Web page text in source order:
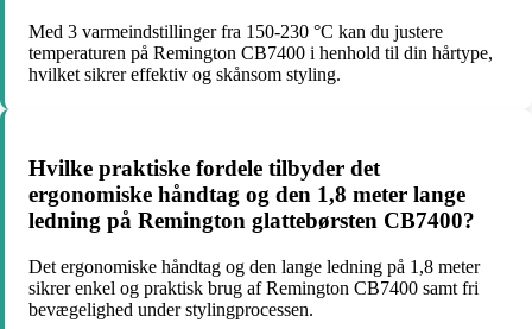
Med 3 varmeindstillinger fra 150-230 °C kan du justere
temperaturen på Remington CB7400 i henhold til din hårtype,
hvilket sikrer effektiv og skånsom styling.
Hvilke praktiske fordele tilbyder det
ergonomiske håndtag og den 1,8 meter lange
ledning på Remington glattebørsten CB7400?
Det ergonomiske håndtag og den lange ledning på 1,8 meter
sikrer enkel og praktisk brug af Remington CB7400 samt fri
bevægelighed under stylingprocessen.